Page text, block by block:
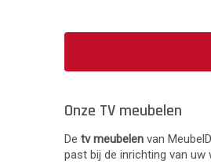
Onze TV meubelen
De tv meubelen van
past bij de inrichting van uw